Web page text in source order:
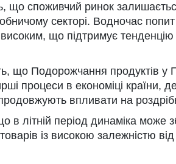
що споживчий ринок
секторі. Водночас попит
високим, що підтримує
що Подорожчання продуктів у
процеси в економіці країни,
впливати на
в літній період динаміка може
із високою залежністю від